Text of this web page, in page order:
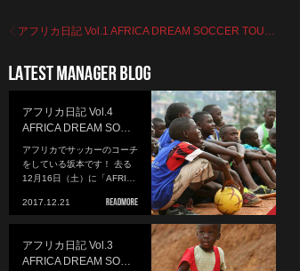
アフリカ日記 Vol.1 AFRICA DREAM SOCCER TOU…
アフリカ日記 Vol.4
AFRICA DREAM SO…
アフリカでサッカーのコーチ
をしている坂本です！ 去る
12月16日（土）に「AFRI…
2017.12.21
アフリカ日記 Vol.3
AFRICA DREAM SO…